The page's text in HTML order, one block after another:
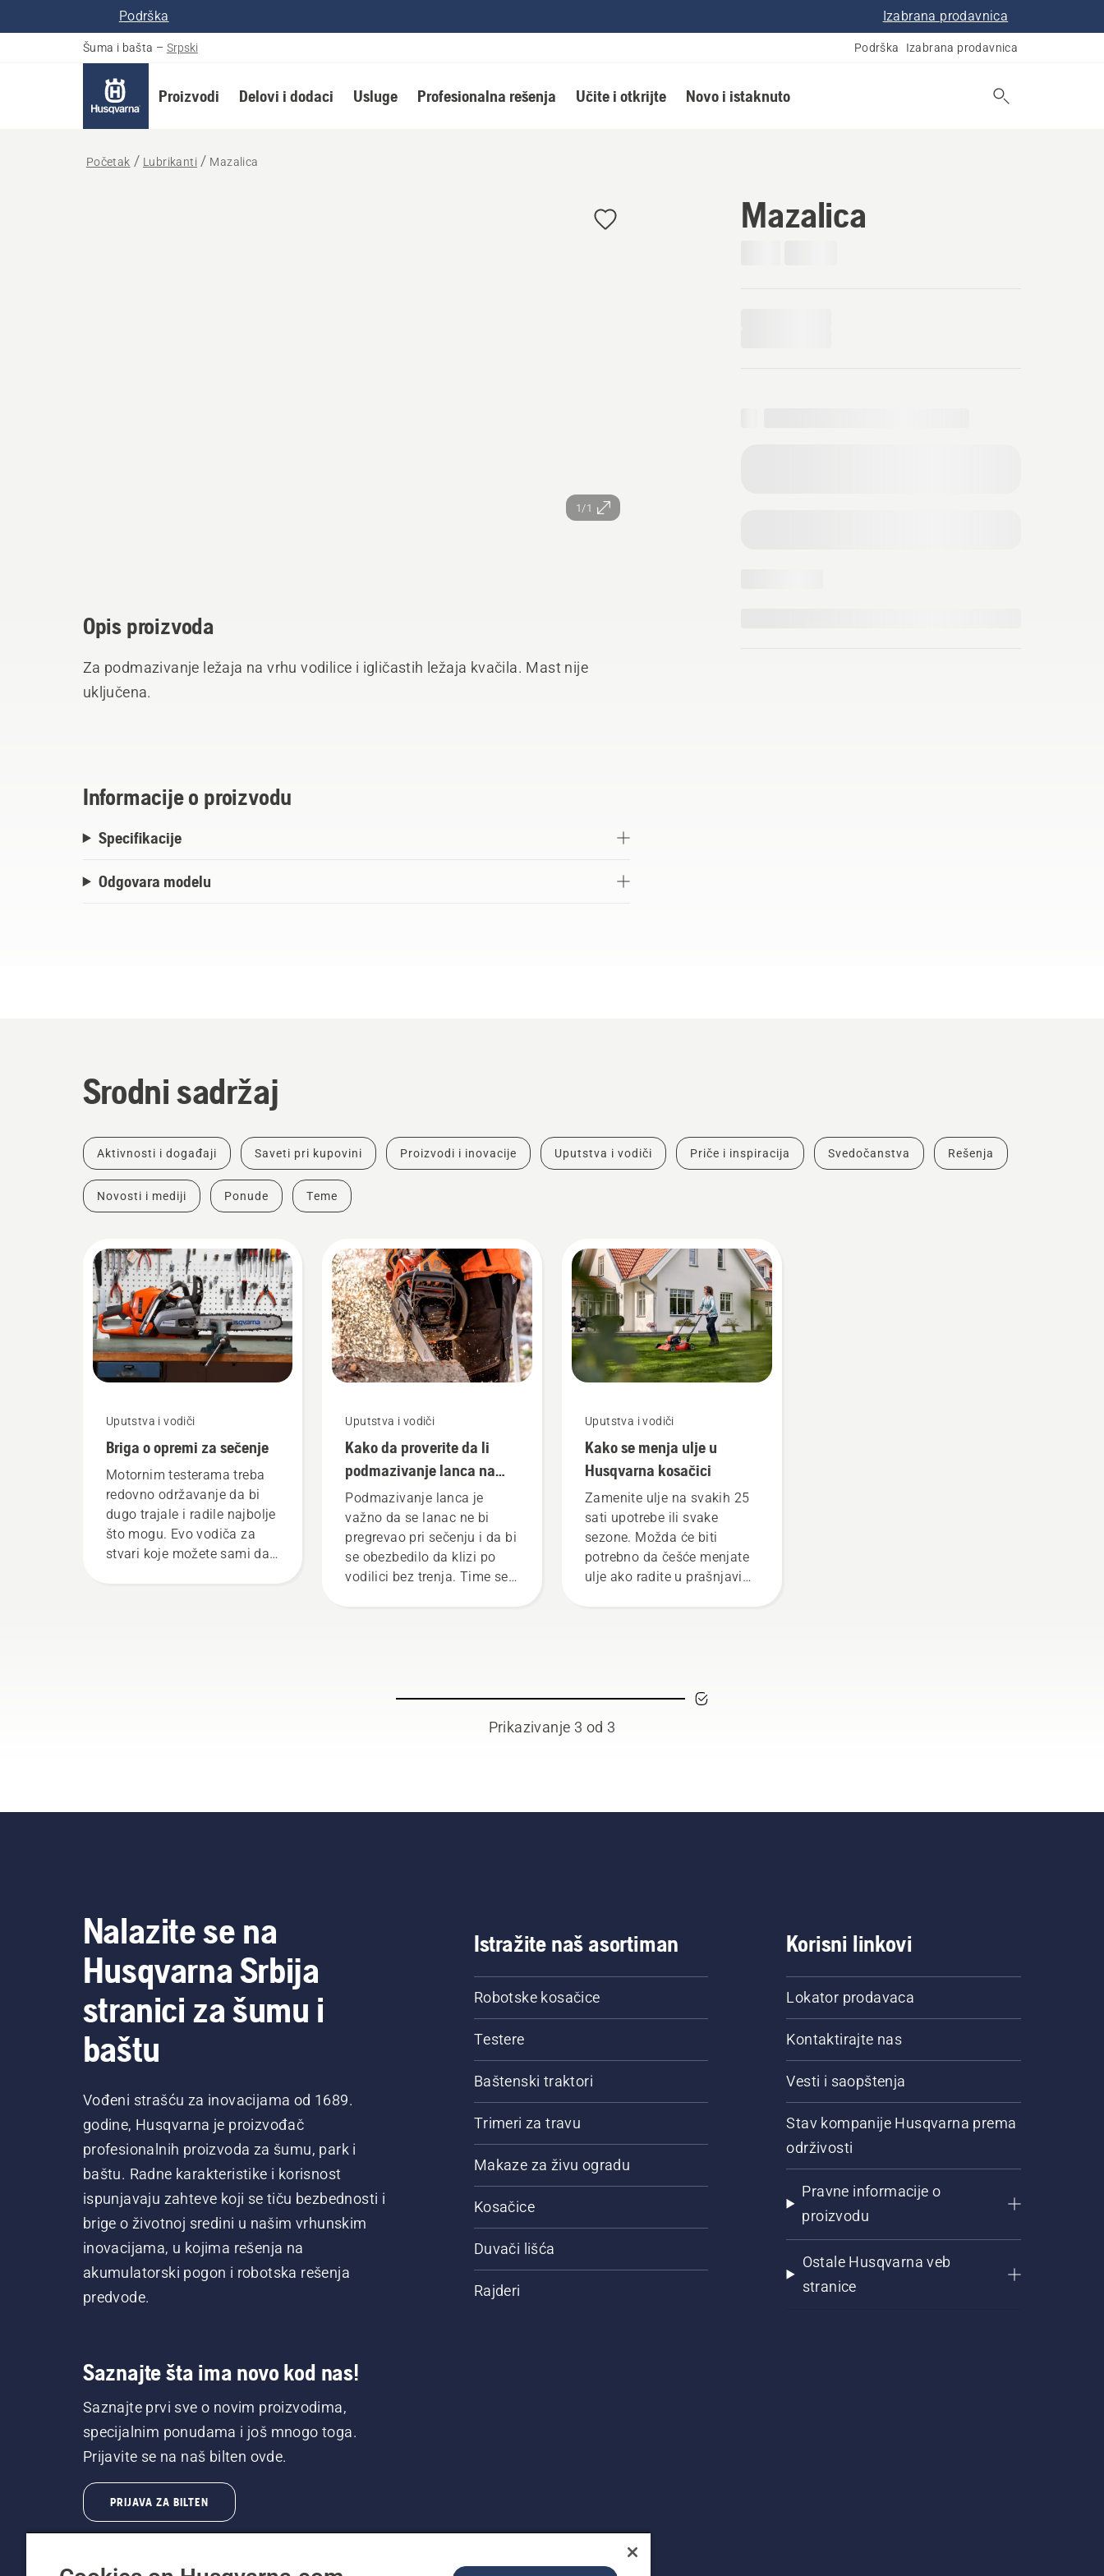
Podrška Izabrana prodavnica
Šuma i bašta – Srpski Podrška Izabrana prodavnica
Proizvodi Delovi i dodaci Usluge Profesionalna rešenja Učite i otkrijte Novo i istaknuto
Početak Lubrikanti Mazalica
1/1
Mazalica
Opis proizvoda
Za podmazivanje ležaja na vrhu vodilice i igličastih ležaja kvačila. Mast nije
uključena.
Informacije o proizvodu
Specifikacije
Odgovara modelu
Srodni sadržaj
Aktivnosti i događaji Saveti pri kupovini Proizvodi i inovacije Uputstva i vodiči Priče i inspiracija Svedočanstva Rešenja
Novosti i mediji Ponude Teme
Uputstva i vodiči
Briga o opremi za sečenje
Motornim testerama treba
redovno održavanje da bi
dugo trajale i radile najbolje
što mogu. Evo vodiča za
stvari koje možete sami da
Uputstva i vodiči
Kako da proverite da li
podmazivanje lanca na
motornoj testeri radi
pravilno
Podmazivanje lanca je
važno da se lanac ne bi
pregrevao pri sečenju i da bi
se obezbedilo da klizi po
vodilici bez trenja. Time se
podmazivanje lanca radi
nivo ulja. Pokrenite testeru,
blizu stabla. Ako na stablu
Uputstva i vodiči
Kako se menja ulje u
Husqvarna kosačici
Zamenite ulje na svakih 25
sati upotrebe ili svake
sezone. Možda će biti
potrebno da češće menjate
ulje ako radite u prašnjavim
Prikazivanje 3 od 3
Nalazite se na
Husqvarna Srbija
stranici za šumu i
baštu
Vođeni strašću za inovacijama od 1689.
godine, Husqvarna je proizvođač
profesionalnih proizvoda za šumu, park i
baštu. Radne karakteristike i korisnost
ispunjavaju zahteve koji se tiču bezbednosti i
brige o životnoj sredini u našim vrhunskim
inovacijama, u kojima rešenja na
akumulatorski pogon i robotska rešenja
predvode.
Saznajte šta ima novo kod nas!
Saznajte prvi sve o novim proizvodima,
specijalnim ponudama i još mnogo toga.
Prijavite se na naš bilten ovde.
PRIJAVA ZA BILTEN
Istražite naš asortiman
Robotske kosačice
Testere
Baštenski traktori
Trimeri za travu
Makaze za živu ogradu
Kosačice
Duvači lišća
Rajderi
Korisni linkovi
Lokator prodavaca
Kontaktirajte nas
Vesti i saopštenja
Stav kompanije Husqvarna prema
održivosti
Pravne informacije o
proizvodu
Ostale Husqvarna veb
stranice